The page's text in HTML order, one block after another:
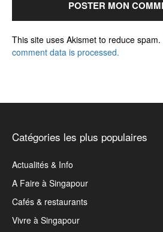
This site uses Akismet to reduce spam.
comment data is processed.
Catégories les plus populaires
Actualités & Info
A Faire à Singapour
Cafés & restaurants
Vivre à Singapour